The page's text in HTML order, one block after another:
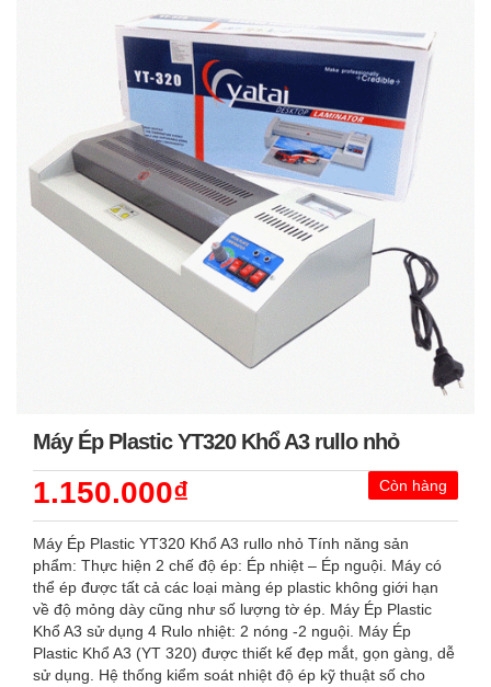
Máy Ép Plastic YT320 Khổ A3 rullo nhỏ
Còn hàng
1.150.000₫
Máy Ép Plastic YT320 Khổ A3 rullo nhỏ Tính năng sản
phẩm: Thực hiện 2 chế độ ép: Ép nhiệt – Ép nguội. Máy có
thể ép được tất cả các loại màng ép plastic không giới hạn
về độ mỏng dày cũng như số lượng tờ ép. Máy Ép Plastic
Khổ A3 sử dụng 4 Rulo nhiệt: 2 nóng -2 nguội. Máy Ép
Plastic Khổ A3 (YT 320) được thiết kế đẹp mắt, gọn gàng, dễ
sử dụng. Hệ thống kiểm soát nhiệt độ ép kỹ thuật số cho